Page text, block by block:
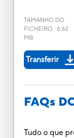
TAMANHO DO
FICHEIRO: 6.62
MB
Transferir
FAQs
Tudo o que